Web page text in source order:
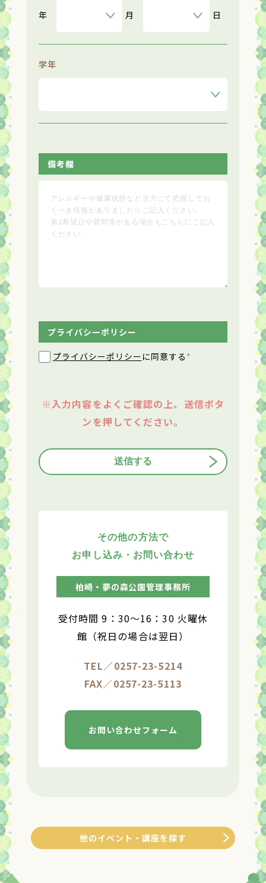
年 月 日
学年
備考欄
プライバシーポリシー
プライバシーポリシー に同意する *
※入力内容をよくご確認の上、送信ボタ
ンを押してください。
その他の方法で
お申し込み・お問い合わせ
柏崎・夢の森公園管理事務所
受付時間 9：30〜16：30 火曜休
館（祝日の場合は翌日）
TEL／0257-23-5214
FAX／0257-23-5113
お問い合わせフォーム
他のイベント・講座を探す